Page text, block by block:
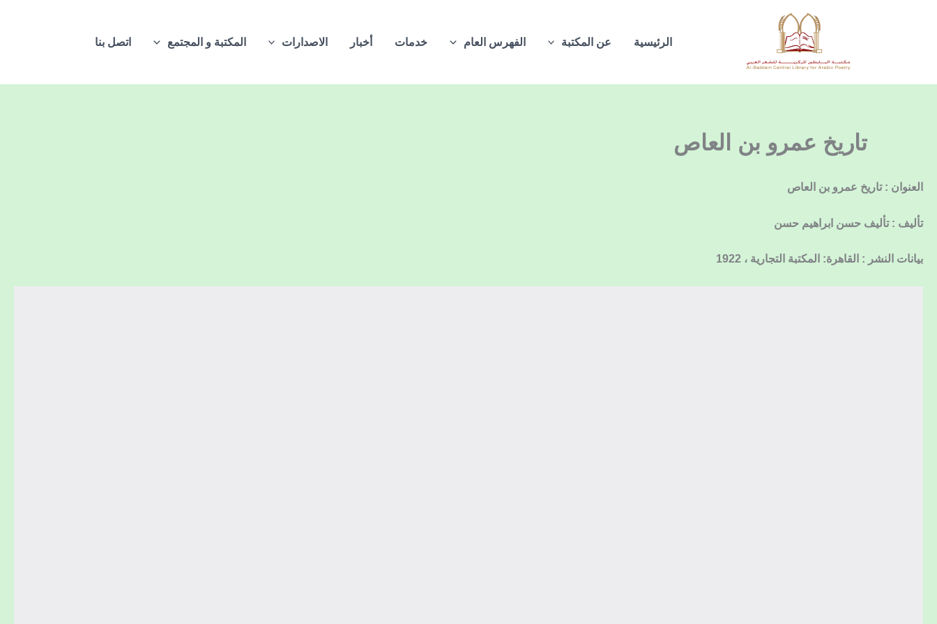
الرئيسية عن المكتبة الفهرس العام خدمات أخبار الاصدارات المكتبة و المجتمع اتصل بنا
تاريخ عمرو بن العاص
العنوان : تاريخ عمرو بن العاص
تأليف : تأليف حسن ابراهيم حسن
بيانات النشر : القاهرة: المكتبة التجارية ، 1922